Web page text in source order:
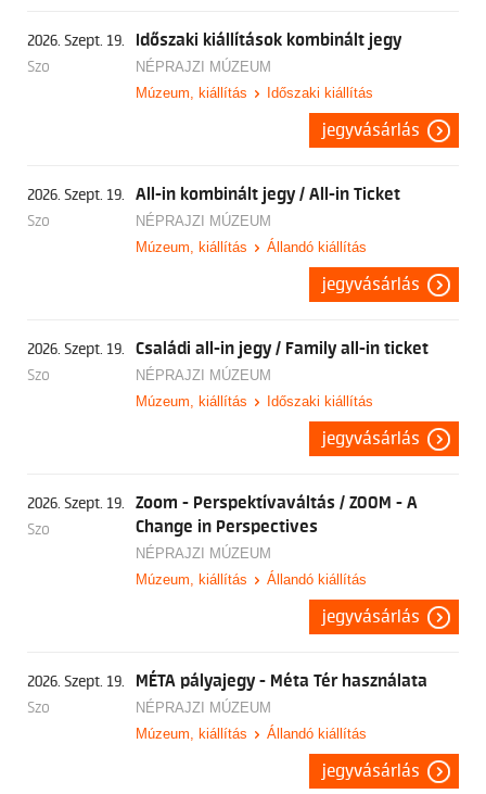
2026. Szept. 19.
Szo
Időszaki kiállítások kombinált jegy
NÉPRAJZI MÚZEUM
Múzeum, kiállítás
Időszaki kiállítás
jegyvásárlás
2026. Szept. 19.
Szo
All-in kombinált jegy / All-in Ticket
NÉPRAJZI MÚZEUM
Múzeum, kiállítás
Állandó kiállítás
jegyvásárlás
2026. Szept. 19.
Szo
Családi all-in jegy / Family all-in ticket
NÉPRAJZI MÚZEUM
Múzeum, kiállítás
Időszaki kiállítás
jegyvásárlás
2026. Szept. 19.
Szo
Zoom - Perspektívaváltás / ZOOM - A
Change in Perspectives
NÉPRAJZI MÚZEUM
Múzeum, kiállítás
Állandó kiállítás
jegyvásárlás
2026. Szept. 19.
Szo
MÉTA pályajegy - Méta Tér használata
NÉPRAJZI MÚZEUM
Múzeum, kiállítás
Állandó kiállítás
jegyvásárlás